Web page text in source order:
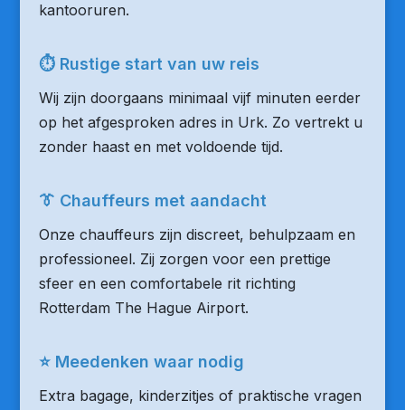
kantooruren.
⏱ Rustige start van uw reis
Wij zijn doorgaans minimaal vijf minuten eerder
op het afgesproken adres in Urk. Zo vertrekt u
zonder haast en met voldoende tijd.
👔 Chauffeurs met aandacht
Onze chauffeurs zijn discreet, behulpzaam en
professioneel. Zij zorgen voor een prettige
sfeer en een comfortabele rit richting
Rotterdam The Hague Airport.
⭐ Meedenken waar nodig
Extra bagage, kinderzitjes of praktische vragen